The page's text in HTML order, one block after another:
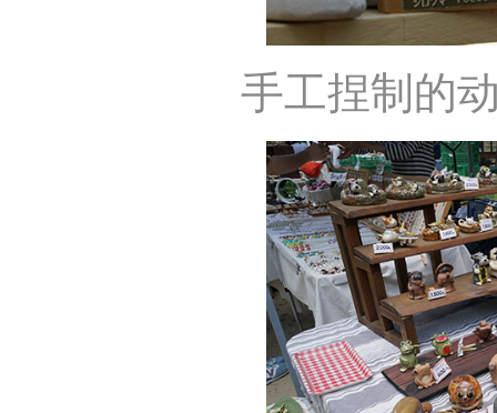
手工捏制的